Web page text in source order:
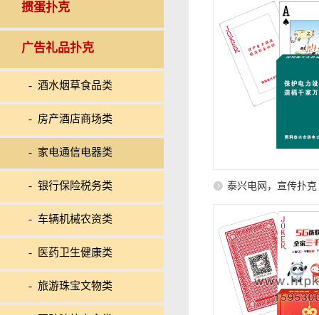
掼蛋扑克
广告礼品扑克
- 酒水烟草食品类
- 房产酒店商场类
- 家电通信电器类
- 银行保险税务类
- 车辆机械农资类
- 医药卫生健康类
- 旅游珠宝文物类
泰兴电网，宣传扑克